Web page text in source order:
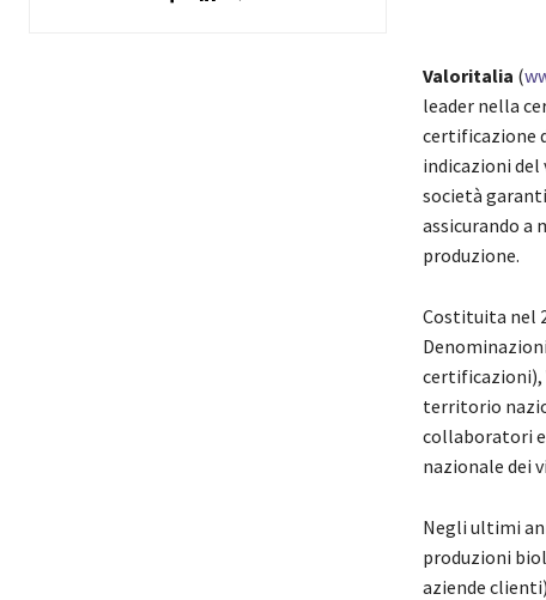
Valoritalia (
leader nella
certificazione
indicazioni
società
assicurando a
produzione.
Costituita nel
certificazioni),
territorio
collaboratori
nazionale dei
Negli ultimi
produzioni
aziende